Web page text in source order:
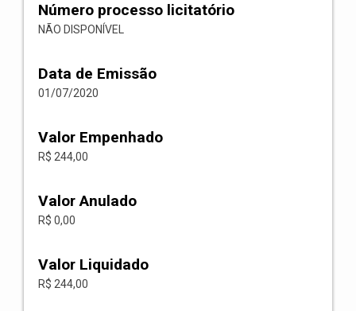
Número processo licitatório
NÃO DISPONÍVEL
Data de Emissão
01/07/2020
Valor Empenhado
R$ 244,00
Valor Anulado
R$ 0,00
Valor Liquidado
R$ 244,00